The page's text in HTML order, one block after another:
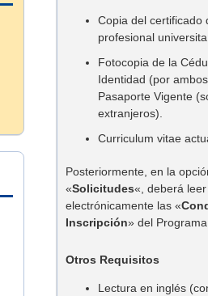
Copia del certificado
profesional
Fotocopia de la
Identidad (por
Pasaporte Vigente
extranjeros).
Curriculum vitae
Posteriormente, en la
«Solicitudes«, deberá
electrónicamente las «
Inscripción» del
Otros Requisitos
Lectura en inglés